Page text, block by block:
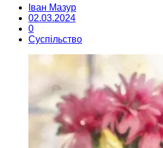
Іван Мазур
02.03.2024
0
Суспільство